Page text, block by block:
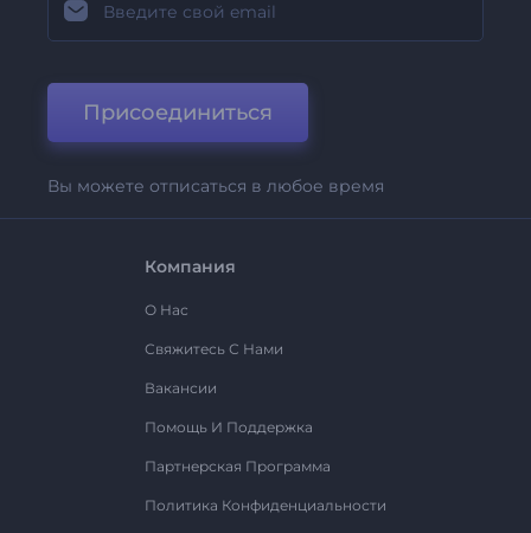
Присоединиться
Вы можете отписаться в любое время
Компания
О Нас
Свяжитесь С Нами
Вакансии
Помощь И Поддержка
Партнерская Программа
Политика Конфиденциальности